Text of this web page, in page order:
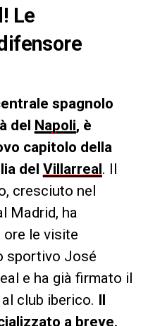
Le
spagnolo
del Napoli, è
capitolo della
del Villarreal. Il
cresciuto nel
Madrid, ha
le visite
sportivo José
e ha già firmato il
club iberico. Il
a breve,